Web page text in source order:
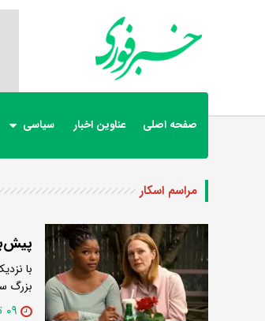
صفحه اصلی عناوین اخبار سیاسی
مراسم اسکار
پیش‌بینی اسکار
با
بزرگ
۰۹ تیر ۱۴۰۵